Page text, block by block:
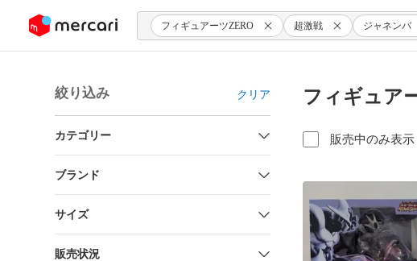
ツにスキップ フィギュアーツZERO 超激戦 ジャネンバ
絞り込み クリア
カテゴリー
ブランド
サイズ
販売状況
フィギュア
販売中のみ表示